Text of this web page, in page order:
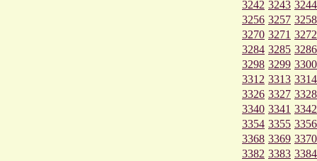
3242 3243 3244
3256 3257 3258
3270 3271 3272
3284 3285 3286
3298 3299 3300
3312 3313 3314
3326 3327 3328
3340 3341 3342
3354 3355 3356
3368 3369 3370
3382 3383 3384